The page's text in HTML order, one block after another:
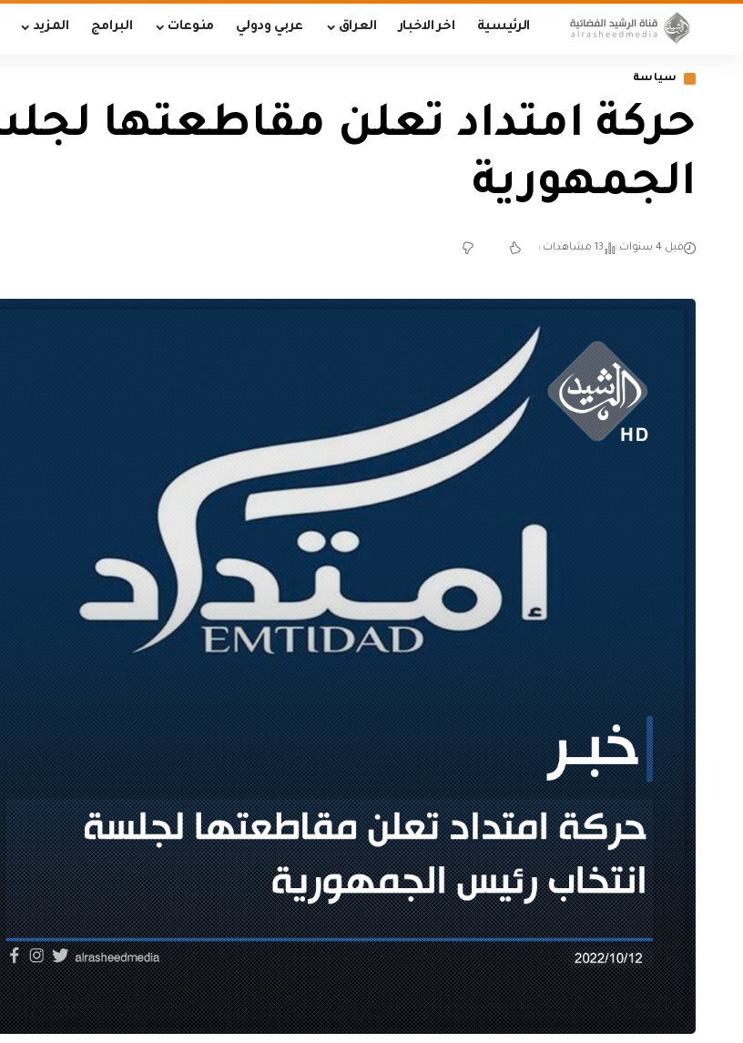
الرئيسية اخر الاخبار العراق عربي ودولي منوعات البرامج المزيد
سياسة
حركة امتداد تعلن مقاطعتها
الجمهورية
قبل 4 سنوات 13 مشاهدات